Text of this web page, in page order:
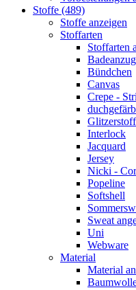
Stoffe (489)
Stoffe anzeigen
Stoffarten
Stoffarten
Bündchen
Canvas
Crepe -
Interlock
Jacquard
Jersey
Nicki -
Popeline
Softshell
Sweat
Uni
Webware
Material
Material